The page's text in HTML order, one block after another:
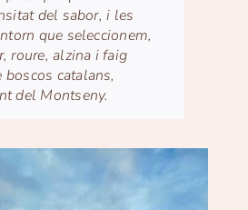
del sabor, i les
que seleccionem,
roure, alzina i faig
boscos catalans,
del Montseny.